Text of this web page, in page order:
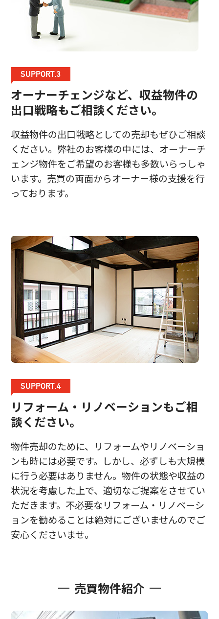
SUPPORT.3
オーナーチェンジなど、収益物件の
出口戦略もご相談ください。
収益物件の出口戦略としての売却もぜひご相談
ください。弊社のお客様の中には、オーナーチ
ェンジ物件をご希望のお客様も多数いらっしゃ
います。売買の両面からオーナー様の支援を行
っております。
SUPPORT.4
リフォーム・リノベーションもご相
談ください。
物件売却のために、リフォームやリノベーショ
ンも時には必要です。しかし、必ずしも大規模
に行う必要はありません。物件の状態や収益の
状況を考慮した上で、適切なご提案をさせてい
ただきます。不必要なリフォーム・リノベーシ
ョンを勧めることは絶対にございませんのでご
安心くださいませ。
売買物件紹介